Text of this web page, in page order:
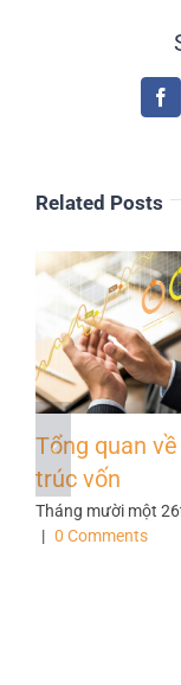
Related Posts
Tổng quan
trúc vốn
Tháng mười một
| 0 Comments